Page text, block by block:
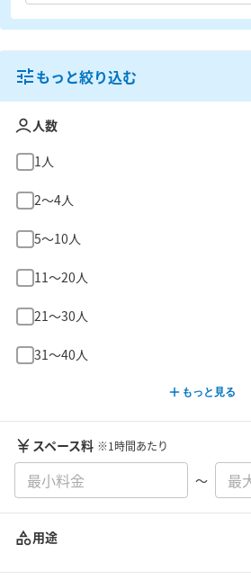
もっと絞り込む
人数
1人
2〜4人
5〜10人
11〜20人
21〜30人
31〜40人
もっと見る
スペース料 ※1時間あたり
〜
用途